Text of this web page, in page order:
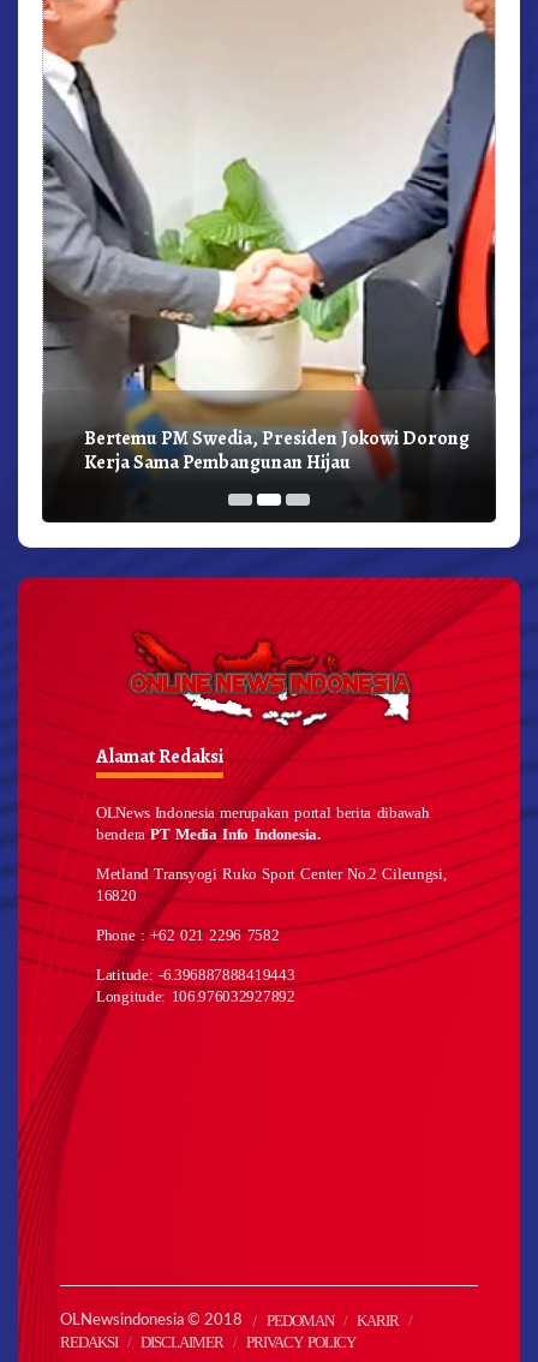
Bertemu PM Swedia, Presiden Jokowi Dorong
Kerja Sama Pembangunan Hijau
Alamat Redaksi
OLNews Indonesia merupakan portal berita dibawah
benderaPT Media Info Indonesia.
Metland Transyogi Ruko Sport Center No.2 Cileungsi,
16820
Phone : +62 021 2296 7582
Latitude: -6.396887888419443
Longitude: 106.976032927892
OLNewsindonesia © 2018 PEDOMAN
KARIR
REDAKSI
DISCLAIMER PRIVACY POLICY